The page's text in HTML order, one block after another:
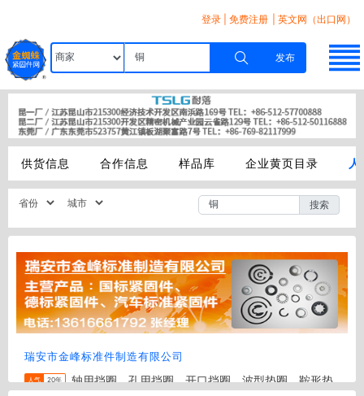
登录 免费注册 | 英文网（出口网）
发布
供货信息 合作信息 样品库 企业黄页目录
搜索
瑞安市金峰标准件制造有限公司
人气 20年
轴用挡圈，孔用挡圈，开口挡圈，波型垫圈，鞍形垫